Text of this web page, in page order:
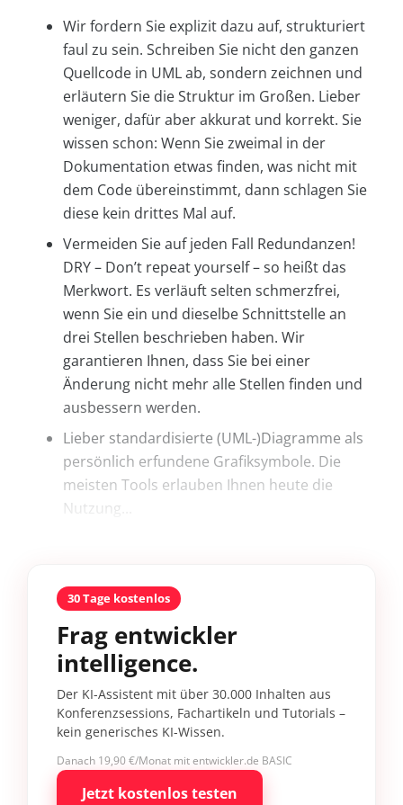
Wir fordern Sie explizit dazu auf, strukturiert
faul zu sein. Schreiben Sie nicht den ganzen
Quellcode in UML ab, sondern zeichnen und
erläutern Sie die Struktur im Großen. Lieber
weniger, dafür aber akkurat und korrekt. Sie
wissen schon: Wenn Sie zweimal in der
Dokumentation etwas finden, was nicht mit
dem Code übereinstimmt, dann schlagen Sie
diese kein drittes Mal auf.
Vermeiden Sie auf jeden Fall Redundanzen!
DRY – Don’t repeat yourself – so heißt das
Merkwort. Es verläuft selten schmerzfrei,
wenn Sie ein und dieselbe Schnittstelle an
drei Stellen beschrieben haben. Wir
garantieren Ihnen, dass Sie bei einer
Änderung nicht mehr alle Stellen finden und
ausbessern werden.
Lieber standardisierte (UML-)Diagramme als
persönlich erfundene Grafiksymbole. Die
meisten Tools erlauben Ihnen heute die
Nutzung...
30 Tage kostenlos
Frag entwickler
intelligence.
Der KI-Assistent mit über 30.000 Inhalten aus
Konferenzsessions, Fachartikeln und Tutorials –
kein generisches KI-Wissen.
Danach 19,90 €/Monat mit entwickler.de BASIC
Jetzt kostenlos testen